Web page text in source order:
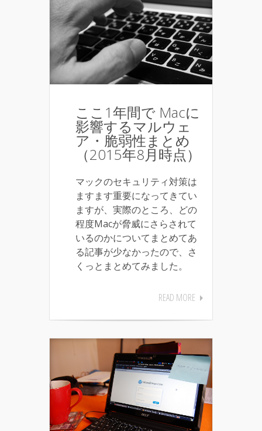
ここ1年間で Macに
影響するマルウェ
ア・脆弱性まとめ
（2015年8月時点）
マックのセキュリティ対策は
ますます重要になってきてい
ますが、実際のところ、どの
程度Macが脅威にさらされて
いるのかについてまとめてあ
る記事が少なかったので、さ
くっとまとめてみました。
READ MORE